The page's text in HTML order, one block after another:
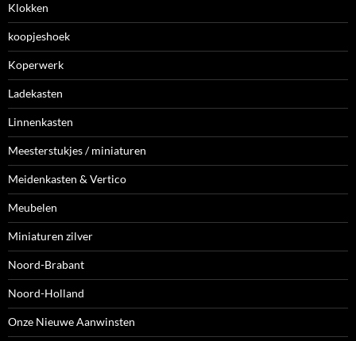
Klokken
koopjeshoek
Koperwerk
Ladekasten
Linnenkasten
Meesterstukjes / miniaturen
Meidenkasten & Vertico
Meubelen
Miniaturen zilver
Noord-Brabant
Noord-Holland
Onze Nieuwe Aanwinsten